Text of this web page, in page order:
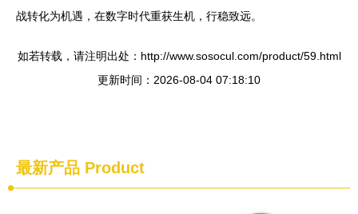
战转化为机遇，在数字时代重获生机，行稳致远。
如若转载，请注明出处：http://www.sosocul.com/product/59.html
更新时间：2026-08-04 07:18:10
最新产品 Product